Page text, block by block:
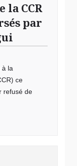
la CCR
par
à la
ce
refusé de